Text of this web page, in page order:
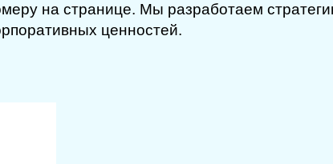
на странице. Мы разработаем
ценностей.